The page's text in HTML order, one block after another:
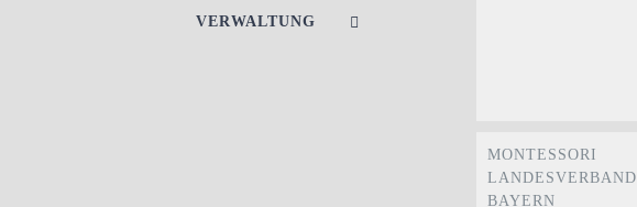
VERWALTUNG
MONTESSORI
LANDESVERBAND
BAYERN